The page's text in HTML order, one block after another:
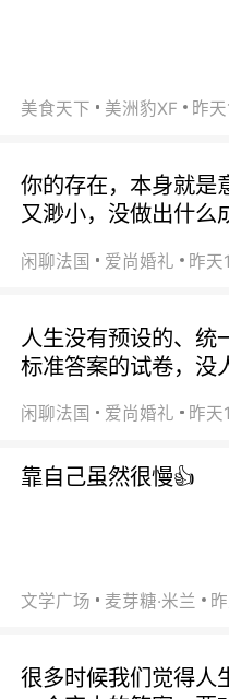
美食天下 美洲豹XF 昨
你的存在，本身就是
又渺小，没做出什么
闲聊法国 爱尚婚礼 昨天
人生没有预设的、统
标准答案的试卷，没
闲聊法国 爱尚婚礼 昨天
靠自己虽然很慢👍
文学广场 麦芽糖·米兰
很多时候我们觉得人